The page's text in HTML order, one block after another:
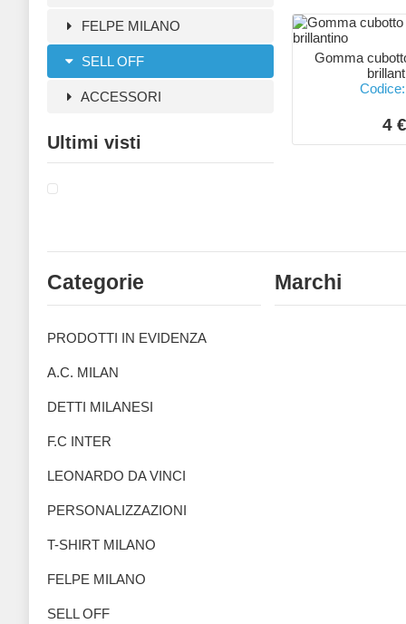
FELPE MILANO
SELL OFF
ACCESSORI
Ultimi visti
Gomma
4
Categorie
PRODOTTI IN EVIDENZA
A.C. MILAN
DETTI MILANESI
F.C INTER
LEONARDO DA VINCI
PERSONALIZZAZIONI
T-SHIRT MILANO
FELPE MILANO
SELL OFF
Marchi